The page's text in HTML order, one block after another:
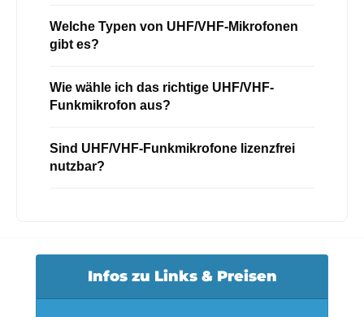
Welche Typen von UHF/VHF-Mikrofonen
gibt es?
Wie wähle ich das richtige UHF/VHF-
Funkmikrofon aus?
Sind UHF/VHF-Funkmikrofone lizenzfrei
nutzbar?
Infos zu Links & Preisen